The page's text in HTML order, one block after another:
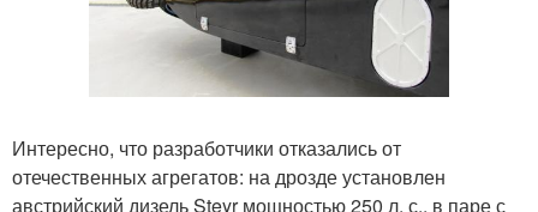
Интересно, что разработчики отказались от
отечественных агрегатов: на дрозде установлен
австрийский дизель Steyr мощностью 250 л. с., в паре с